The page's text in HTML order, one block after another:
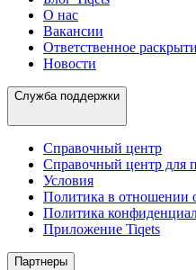
О нас
Вакансии
Ответственное
Новости
Служба поддержки
Справочный центр
Справочный центр для
Условия
Политика в отношении
Политика
Приложение Tiqets
Партнеры